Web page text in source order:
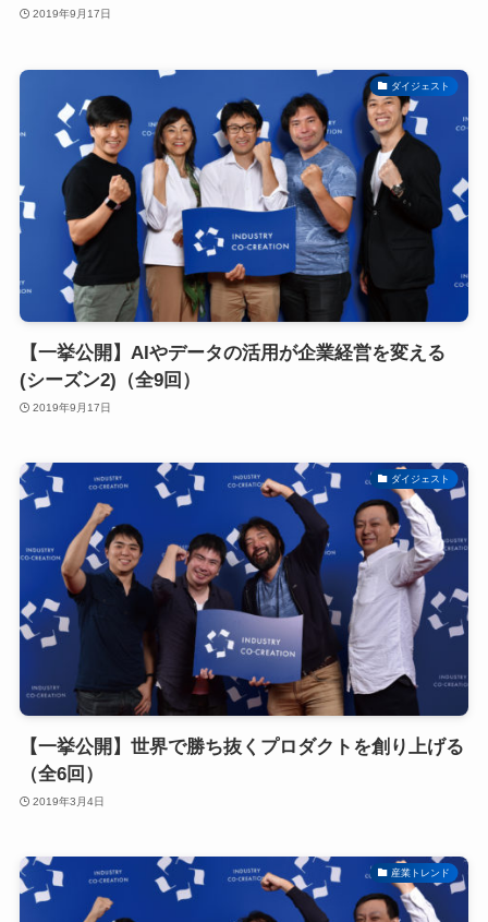
2019年9月17日
ダイジェスト
【一挙公開】AIやデータの活用が企業経営を変える
(シーズン2)（全9回）
2019年9月17日
ダイジェスト
【一挙公開】世界で勝ち抜くプロダクトを創り上げる
（全6回）
2019年3月4日
産業トレンド